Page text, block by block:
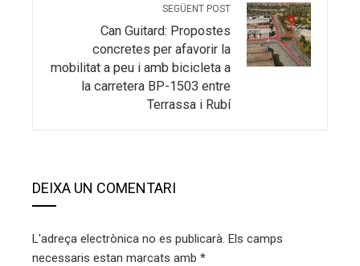
SEGÜENT POST
Can Guitard: Propostes
concretes per afavorir la
mobilitat a peu i amb bicicleta a
la carretera BP-1503 entre
Terrassa i Rubí
DEIXA UN COMENTARI
L'adreça electrònica no es publicarà. Els camps
necessaris estan marcats amb *